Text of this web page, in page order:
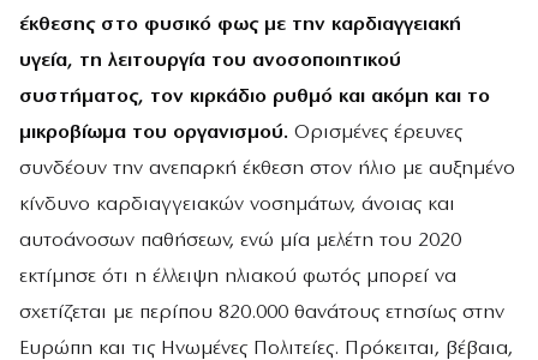
έκθεσης στο φυσικό φως με την καρδιαγγειακή
υγεία, τη λειτουργία του ανοσοποιητικού
συστήματος, τον κιρκάδιο ρυθμό και ακόμη και το
μικροβίωμα του οργανισμού. Ορισμένες έρευνες
συνδέουν την ανεπαρκή έκθεση στον ήλιο με αυξημένο
κίνδυνο καρδιαγγειακών νοσημάτων, άνοιας και
αυτοάνοσων παθήσεων, ενώ μία μελέτη του 2020
εκτίμησε ότι η έλλειψη ηλιακού φωτός μπορεί να
σχετίζεται με περίπου 820.000 θανάτους ετησίως στην
Ευρώπη και τις Ηνωμένες Πολιτείες. Πρόκειται, βέβαια,